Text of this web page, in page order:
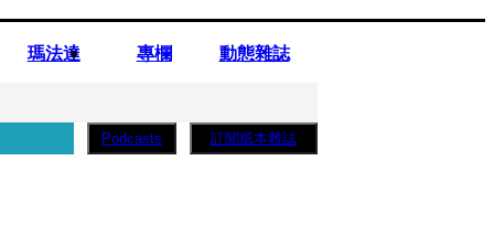
瑪法達 專欄 動態雜誌
Podcasts 訂閱紙本雜誌